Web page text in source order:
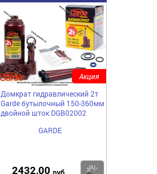
Купить
Домкрат гидравлический 2т
Garde бутылочный 150-360мм
двойной шток DGB02002
GARDE
2432,00
Акция